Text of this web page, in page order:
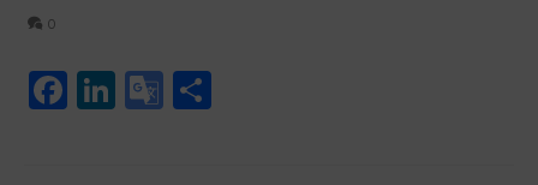
0
Facebook
LinkedIn
Google